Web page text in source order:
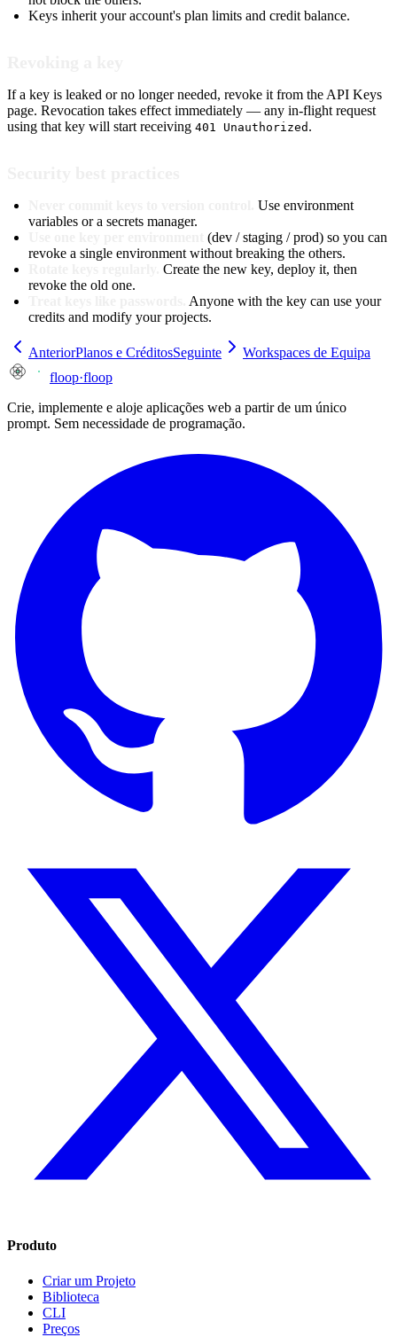
Keys inherit your account's plan limits and credit balance.
If a key is leaked or no longer needed, revoke it from the API Keys
page. Revocation takes effect immediately — any in-flight request
using that key will start receiving 401 Unauthorized .
Use environment
variables or a secrets manager.
(dev / staging / prod) so you can
revoke a single environment without breaking the others.
Create the new key, deploy it, then
revoke the old one.
Anyone with the key can use your
credits and modify your projects.
AnteriorPlanos e CréditosSeguinte
Workspaces de Equipa
floop·floop
Crie, implemente e aloje aplicações web a partir de um único
prompt. Sem necessidade de programação.
Produto
Criar um Projeto
Biblioteca
CLI
Preços